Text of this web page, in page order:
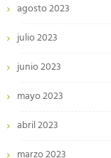
agosto 2023
julio 2023
junio 2023
mayo 2023
abril 2023